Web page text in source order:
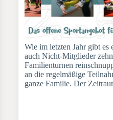
Wie im letzten Jahr gibt es
auch Nicht-Mitglieder
Familienturnen
an die regelmäßige
ganze Familie. Der